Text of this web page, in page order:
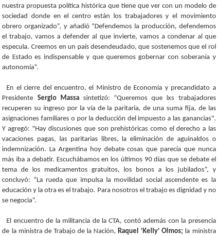
nuestra propuesta política histórica que tiene que ver con un modelo de
sociedad donde en el centro están los trabajadores y el movimiento
obrero organizado”, y añadió “Defendemos la producción, defendemos
el trabajo, vamos a defender al que invierte, vamos a condenar al que
especula. Creemos en un país desendeudado, que sostenemos que el rol
de Estado es indispensable y que queremos gobernar con soberanía y
autonomía”.
En el cierre del encuentro, el Ministro de Economía y precandidato a
Presidente Sergio Massasintetizó: “Queremos que lxs trabajadores
recuperen su ingreso por la vía de la paritaria, de una suma fija, de las
asignaciones familiares o por la deducción del impuesto a las ganancias".
Y agregó: "Hay discusiones que son prehistóricas como el derecho a las
vacaciones pagas, las paritarias libres, la eliminación de aguinaldos o
indemnización. La Argentina hoy debate cosas que parecía que nunca
más iba a debatir. Escuchábamos en los últimos 90 días que se debate el
tema de los medicamentos gratuitos, los bonos a los jubilados”, y
concluyó: “La rueda que impulsa la movilidad social ascendente es la
educación y la otra es el trabajo. Para nosotros el trabajo es dignidad y no
se negocia”.
El encuentro de la militancia de la CTA, contó además con la presencia
de la ministra de Trabajo de la Nación,Raquel ‘Kelly’ Olmos; la ministra